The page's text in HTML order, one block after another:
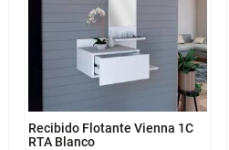
Recibido Flotante Vienna 1C
RTA Blanco